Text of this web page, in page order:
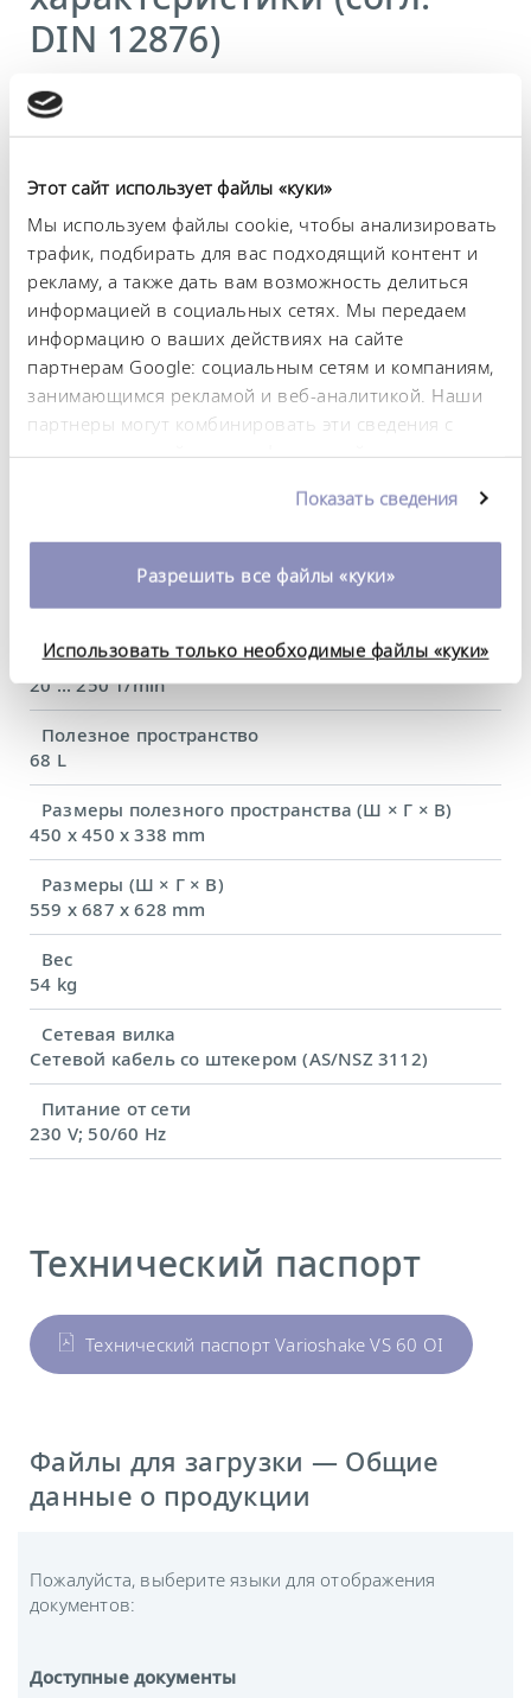
Этот сайт использует файлы «куки»
Мы используем файлы cookie, чтобы анализировать
трафик, подбирать для вас подходящий контент и
рекламу, а также дать вам возможность делиться
информацией в социальных сетях. Мы передаем
информацию о ваших действиях на сайте
партнерам Google: социальным сетям и компаниям,
занимающимся рекламой и веб-аналитикой. Наши
партнеры могут комбинировать эти сведения с
предоставленной вами информацией, а также
использовании вами их сервисов. Вы можете
изменить или отозвать свое согласие в любое
время. Более подробную информацию об этом вы
можете найти в нашей
политике
Показать сведения
Разрешить все файлы «куки»
Использовать только необходимые файлы «куки»
DIN 12876)
Диапазон рабочих температур
28 ... 70 °C
Диапазон рабочих температур с водяным
20 ... 70 °C
Диапазон температуры окружающей среды
10 ... 30 °C
Теплопроизводительность, макс.
0,5 kW
Shaking_tray
450 x 450 mm
Потребляемая мощность, макс.
Амплитуда встряхивания
30 mm
Частота встряхивания
20 ... 250 1/min
Полезное пространство
68 L
Размеры полезного пространства (Ш × Г × В)
450 x 450 x 338 mm
Размеры (Ш × Г × В)
559 x 687 x 628 mm
Вес
54 kg
Сетевая вилка
Сетевой кабель со штекером (AS/NSZ 3112)
Питание от сети
230 V; 50/60 Hz
Технический паспорт
Технический паспорт Varioshake VS 60 OI
Файлы для загрузки — Общие
данные о продукции
Пожалуйста, выберите языки для отображения
документов:
Доступные документы